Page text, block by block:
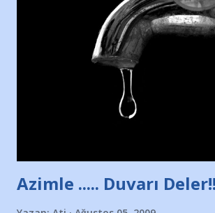
havuzunun kenarında 7 yaşında kara kuru
duruyor. Havuzun içinde Adana
yüzücüleri. Erkekler çoğunlukta. Küçük kız
Sadece 4 kız çocuğu var. Nesrin, Adana
kızından biri oluyor o gün…Giriyor havuza.
Adana Nesrin, 16 yaşında. Yüzüyor. 7
Türkiye 3.lüğü var. 17 yaşında mar...
Azimle ..... Duvarı